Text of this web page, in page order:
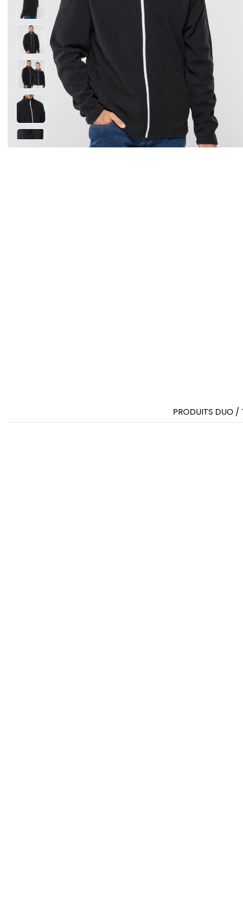
BODYWARMER
LES MODULABLES
PRODUITS DUO /